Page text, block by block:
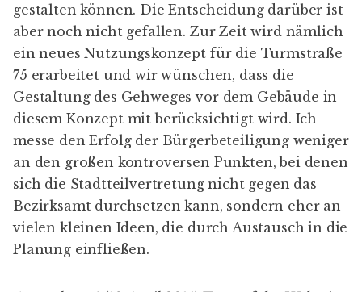
gestalten können. Die Entscheidung darüber ist
aber noch nicht gefallen. Zur Zeit wird nämlich
ein neues Nutzungskonzept für die Turmstraße
75 erarbeitet und wir wünschen, dass die
Gestaltung des Gehweges vor dem Gebäude in
diesem Konzept mit berücksichtigt wird. Ich
messe den Erfolg der Bürgerbeteiligung weniger
an den großen kontroversen Punkten, bei denen
sich die Stadtteilvertretung nicht gegen das
Bezirksamt durchsetzen kann, sondern eher an
vielen kleinen Ideen, die durch Austausch in die
Planung einfließen.